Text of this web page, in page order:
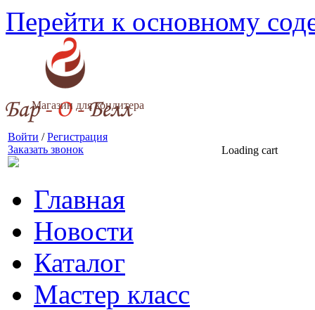
Перейти к основному
Магазин для кондитера
Войти /Регистрация
Заказать звонок
Loading cart
Главная
Новости
Каталог
Мастер класс